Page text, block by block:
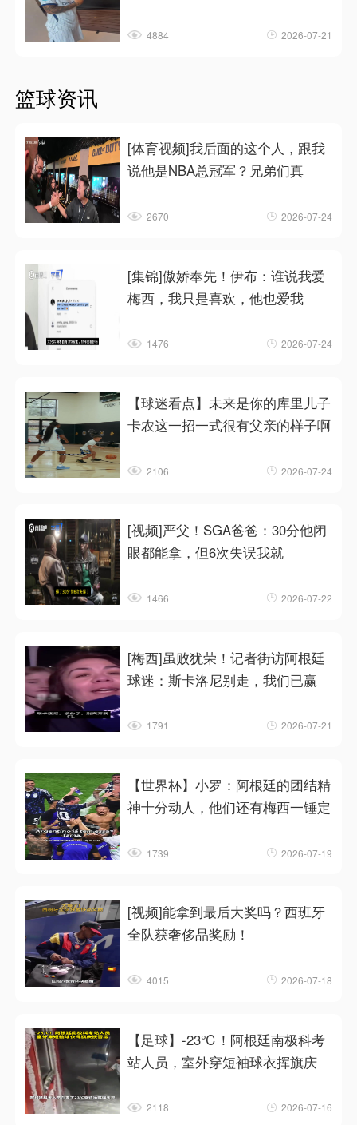
4884 2026-07-21
篮球资讯
[体育视频]我后面的这个人，跟我
说他是NBA总冠军？兄弟们真
2670 2026-07-24
[集锦]傲娇奉先！伊布：谁说我爱
梅西，我只是喜欢，他也爱我
1476 2026-07-24
【球迷看点】未来是你的库里儿子
卡农这一招一式很有父亲的样子啊
2106 2026-07-24
[视频]严父！SGA爸爸：30分他闭
眼都能拿，但6次失误我就
1466 2026-07-22
[梅西]虽败犹荣！记者街访阿根廷
球迷：斯卡洛尼别走，我们已赢
1791 2026-07-21
【世界杯】小罗：阿根廷的团结精
神十分动人，他们还有梅西一锤定
1739 2026-07-19
[视频]能拿到最后大奖吗？西班牙
全队获奢侈品奖励！
4015 2026-07-18
【足球】-23℃！阿根廷南极科考
站人员，室外穿短袖球衣挥旗庆
2118 2026-07-16